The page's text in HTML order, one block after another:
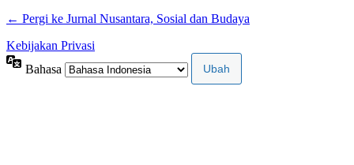
← Pergi ke Jurnal Nusantara, Sosial dan Budaya
Kebijakan Privasi
Bahasa